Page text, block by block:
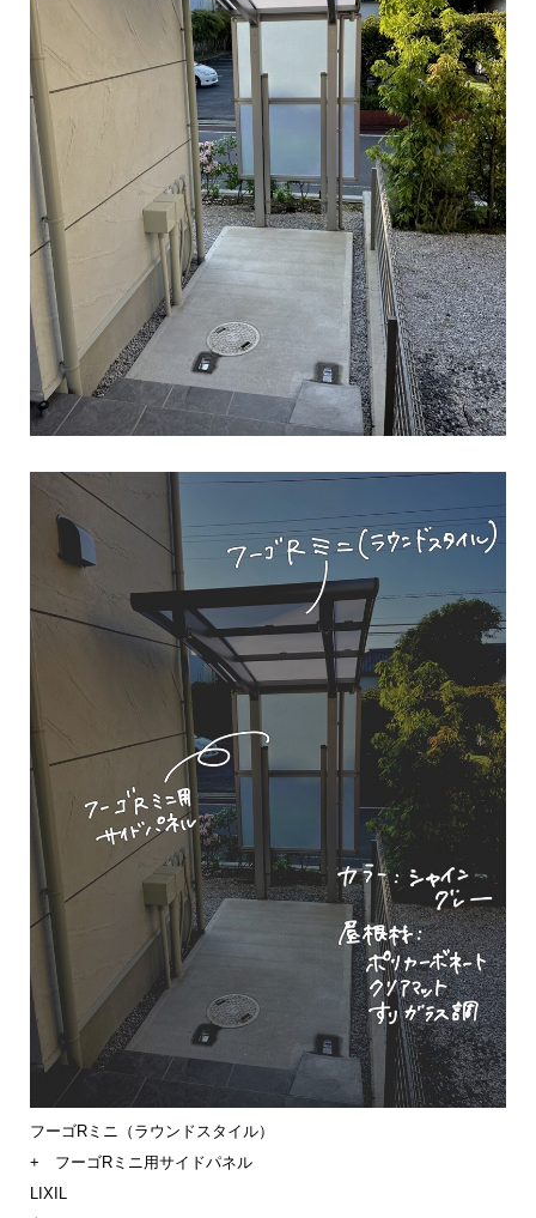
フーゴRミニ（ラウンドスタイル）
+ フーゴRミニ用サイドパネル
LIXIL